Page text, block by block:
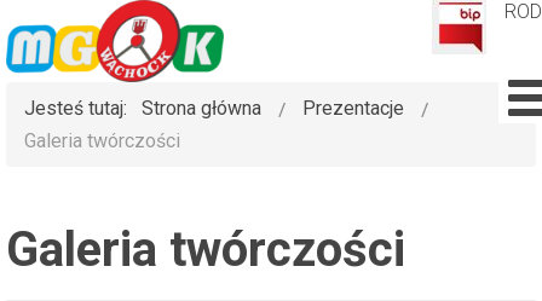
Jesteś tutaj: Strona główna
Prezentacje
Galeria twórczości
Galeria twórczości